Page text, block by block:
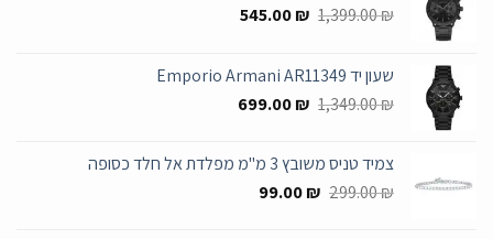
1,399.00₪
המחיר
1,399.00 ₪.
545.00₪
המחיר
545.00 ₪.
שעון יד Emporio Armani AR11349
1,349.00₪
המחיר
1,349.00 ₪.
699.00₪
המחיר
699.00 ₪.
צמיד טניס משובץ 3 מ"מ מפלדת אל חלד כסופה
299.00₪
המחיר
99.00₪
המחיר